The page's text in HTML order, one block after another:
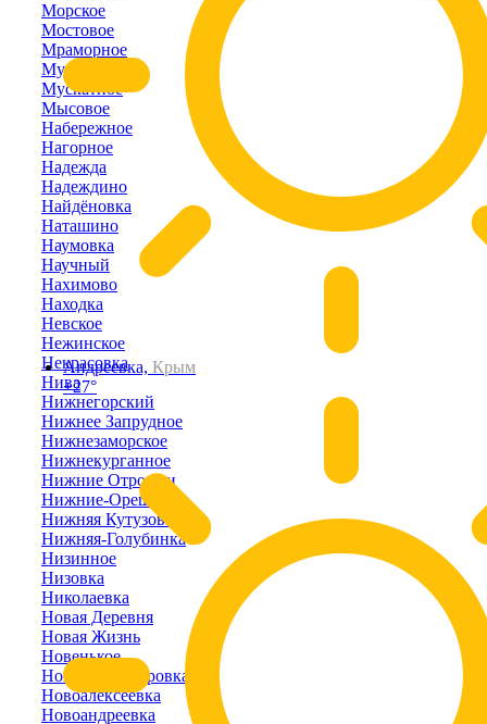
Андреевка, Крым
+27°
Морское
Мостовое
Мраморное
Муромское
Мускатное
Мысовое
Набережное
Нагорное
Надежда
Надеждино
Найдёновка
Наташино
Наумовка
Научный
Нахимово
Находка
Невское
Нежинское
Некрасовка
Нива
Нижнегорский
Нижнее Запрудное
Нижнезаморское
Нижнекурганное
Нижние Отрожки
Нижние-Орешники
Нижняя Кутузовка
Нижняя-Голубинка
Низинное
Низовка
Николаевка
Новая Деревня
Новая Жизнь
Новенькое
Новоалександровка
Новоалексеевка
Новоандреевка